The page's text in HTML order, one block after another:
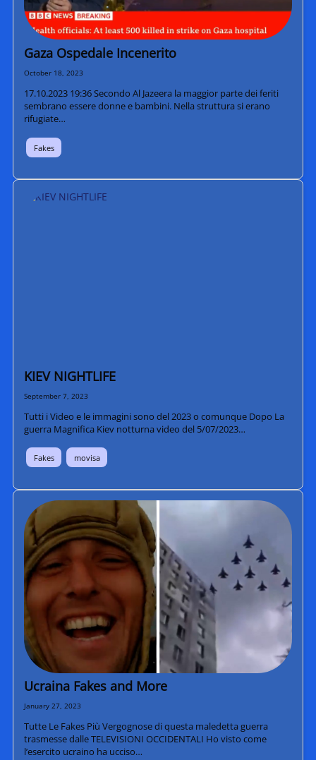
Gaza Ospedale Incenerito
October 18, 2023
17.10.2023 19:36 Secondo Al Jazeera la maggior parte dei feriti
sembrano essere donne e bambini. Nella struttura si erano
rifugiate…
Fakes
KIEV NIGHTLIFE
September 7, 2023
Tutti i Video e le immagini sono del 2023 o comunque Dopo La
guerra Magnifica Kiev notturna video del 5/07/2023…
Fakes movisa
Ucraina Fakes and More
January 27, 2023
Tutte Le Fakes Più Vergognose di questa maledetta guerra
trasmesse dalle TELEVISIONI OCCIDENTALI Ho visto come
l’esercito ucraino ha ucciso…